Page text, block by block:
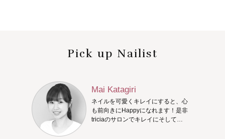
Pick up Nailist
Mai Katagiri
ネイルを可愛くキレイにすると、心
も前向きにHappyになれます！是非
triciaのサロンでキレイにそして